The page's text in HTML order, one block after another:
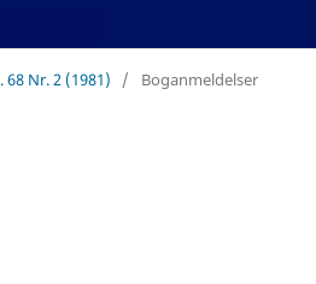
68 Nr. 2 (1981) / Boganmeldelser